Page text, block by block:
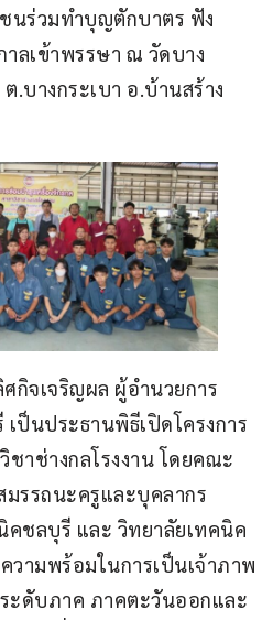
นร่วมทำบุญตักบาตร ฟัง
ลเข้าพรรษา ณ วัดบาง
.บางกระเบา อ.บ้านสร้าง
ศกิจเจริญผล ผู้อำนวยการ
ป็นประธานพิธีเปิดโครงการ
าช่างกลโรงงาน โดยคณะ
รรถนะครูและบุคลากร
คชลบุรี และ วิทยาลัยเทคนิค
วามพร้อมในการเป็นเจ้าภาพ
ะดับภาค ภาคตะวันออกและ